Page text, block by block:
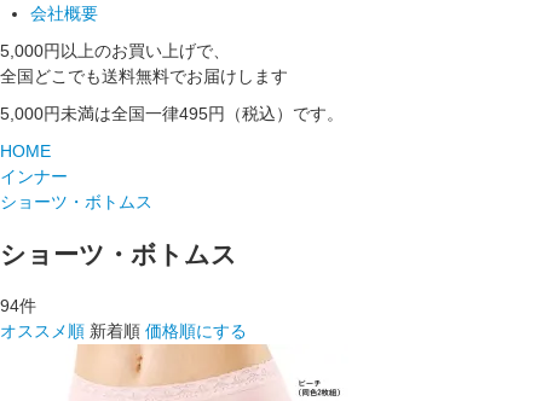
会社概要
5,000円以上のお買い上げで、
全国どこでも送料無料でお届けします
5,000円未満は全国一律495円（税込）です。
HOME
インナー
ショーツ・ボトムス
ショーツ・ボトムス
94件
オススメ順 新着順 価格順にする